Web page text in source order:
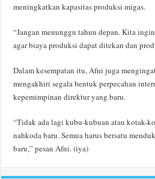
meningkatkan kapasitas produksi migas.
“Jangan menunggu tahun depan. Kita
agar biaya produksi dapat ditekan dan
Dalam kesempatan itu, Afni juga
mengakhiri segala bentuk perpecahan
kepemimpinan direktur yang baru.
“Tidak ada lagi kubu-kubuan atau kotak-
nahkoda baru. Semua harus bersatu
baru,” pesan Afni. (iya)